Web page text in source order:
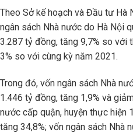
Theo Sở kế hoạch và Đầu tư Hà
ngân sách Nhà nước do Hà Nội
3.287 tỷ đồng, tăng 9,7% so với
3% so với cùng kỳ năm 2021.
Trong đó, vốn ngân sách Nhà
1.446 tỷ đồng, tăng 1,9% và
nước cấp quận, huyện thực hiện
tăng 34,8%; vốn ngân sách Nhà